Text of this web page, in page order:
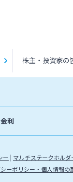
株主・投資家の
利
ー マルチステークホルダ
ーポリシー・個人情報の